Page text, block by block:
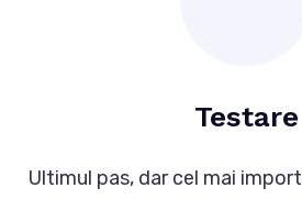
Testare
Ultimul pas, dar cel mai